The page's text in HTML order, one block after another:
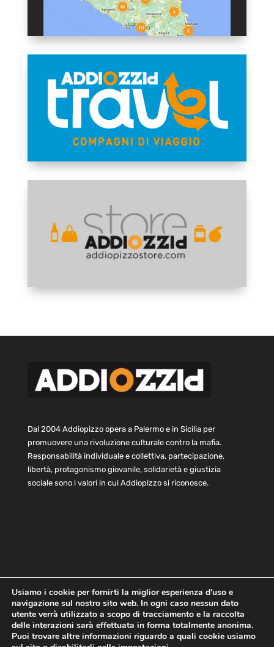
Dal 2004 Addiopizzo opera a Palermo e in Sicilia per
promuovere una rivoluzione culturale contro la mafia.
Responsabilità individuale e collettiva, partecipazione,
libertà, protagonismo giovanile, solidarietà e giustizia
sociale sono i valori in cui Addiopizzo si riconosce.
Home Statuto e bilancio
Contatti
Privacy
Cookie Child Protection Policy
Usiamo i cookie per fornirti la miglior esperienza d'uso e
navigazione sul nostro sito web. In ogni caso nessun dato
utente verrà utilizzato a scopo di tracciamento e la raccolta
delle interazioni sarà effettuata in forma totalmente anonima.
Puoi trovare altre informazioni riguardo a quali cookie usiamo